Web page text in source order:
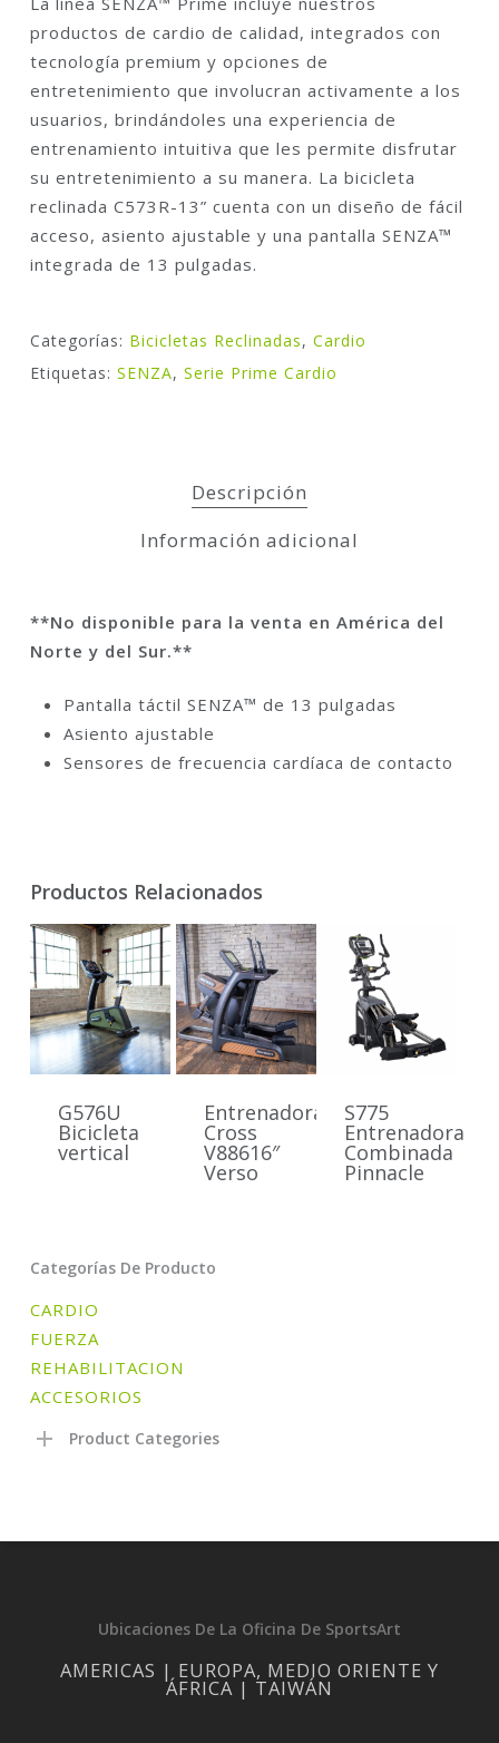
productos de cardio de calidad, integrados con
tecnología premium y opciones de
entretenimiento que involucran activamente a los
usuarios, brindándoles una experiencia de
entrenamiento intuitiva que les permite disfrutar
su entretenimiento a su manera. La bicicleta
reclinada C573R-13” cuenta con un diseño de fácil
acceso, asiento ajustable y una pantalla SENZA™
integrada de 13 pulgadas.
Categorías: Bicicletas Reclinadas, Cardio
Etiquetas: SENZA, Serie Prime Cardio
Descripción
Información adicional
**No disponible para la venta en América del
Norte y del Sur.**
Pantalla táctil SENZA™ de 13 pulgadas
Asiento ajustable
Sensores de frecuencia cardíaca de contacto
Productos Relacionados
G576U
Bicicleta
vertical
Entrenadora
Cross
V88616″
Verso
S775
Entrenadora
Combinada
Pinnacle
Categorías De Producto
CARDIO
FUERZA
REHABILITACION
ACCESORIOS
Product Categories
Ubicaciones De La Oficina De SportsArt
AMERICAS | EUROPA, MEDIO ORIENTE Y
ÁFRICA | TAIWÁN